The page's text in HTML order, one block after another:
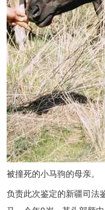
被撞死的小马驹的母亲。
负责此次鉴定的新疆司法